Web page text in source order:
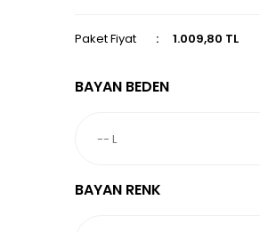
Paket Fiyat 1.009,80 TL
BAYAN BEDEN
BAYAN RENK